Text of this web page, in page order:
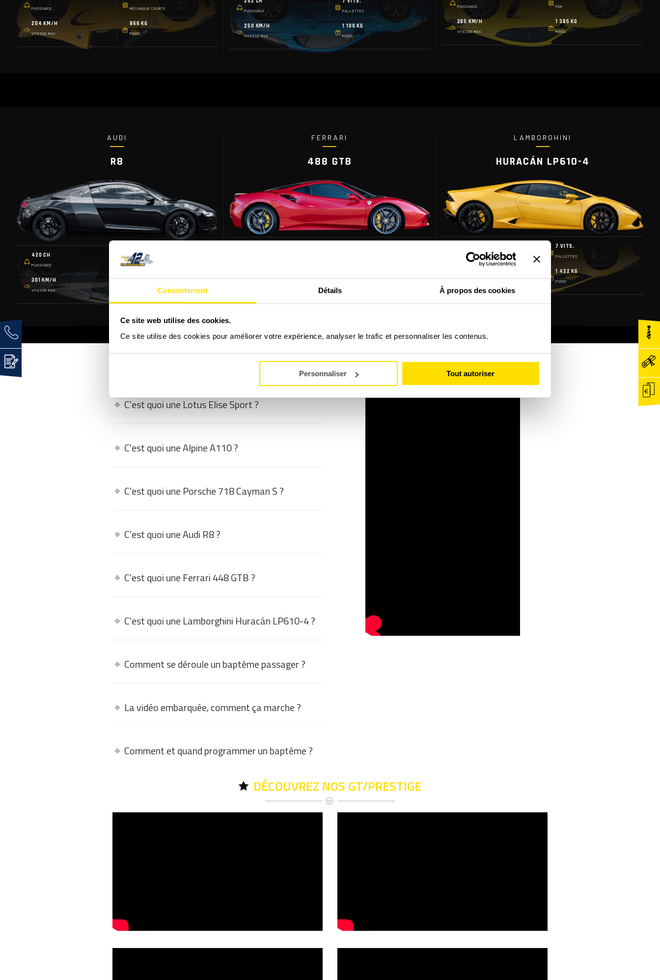
Consentement Détails À propos des cookies
Ce site web utilise des cookies.
Ce site utilise des cookies pour améliorer votre expérience, analyser le trafic et personnaliser les contenus.
Personnaliser Tout autoriser
PUISSANCE MÉCANIQUE COURTE
204 KM/H
VITESSE MAX
866 KG
POIDS
PUISSANCE PALLETTES
250 KM/H
VITESSE MAX
1 100 KG
POIDS
PUISSANCE PDK
285 KM/H
VITESSE MAX
1 385 KG
POIDS
AUDI
R8
420 CH
PUISSANCE
6 VITS.
PALLETTES
301 KM/H
VITESSE MAX
1 565 KG
FERRARI
488 GTB
LAMBORGHINI
HURACÁN LP610-4
PUISSANCE
7 VITS.
PALLETTES
1 422 KG
POIDS
FAQ - LES QUESTIONS FRÉQUENTES
C'est quoi une Lotus Elise Sport ?
C'est quoi une Alpine A110 ?
C'est quoi une Porsche 718 Cayman S ?
C'est quoi une Audi R8 ?
C'est quoi une Ferrari 448 GTB ?
C'est quoi une Lamborghini Huracán LP610-4 ?
Comment se déroule un baptême passager ?
La vidéo embarquée, comment ça marche ?
Comment et quand programmer un baptême ?
DÉCOUVREZ NOS GT/PRESTIGE